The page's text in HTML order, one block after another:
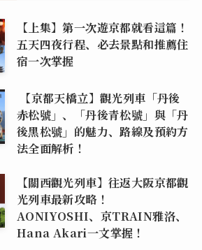
【上集】第一次遊京都就看這篇！
五天四夜行程、必去景點和推薦住
宿一次掌握
【京都天橋立】觀光列車「丹後
赤松號」、「丹後青松號」與「丹
後黑松號」的魅力、路線及預約方
法全面解析！
【關西觀光列車】往返大阪京都觀
光列車最新攻略！
AONIYOSHI、京TRAIN雅洛、
Hana Akari一文掌握！